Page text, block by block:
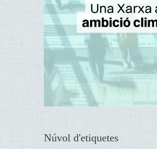
Núvol d'etiquetes